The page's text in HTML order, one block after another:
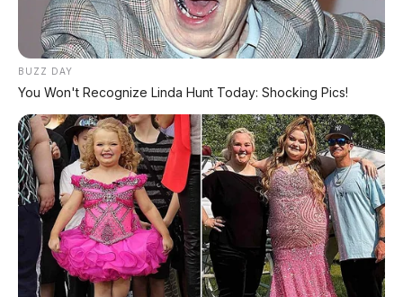
tidak bisa dipandang sebelah mata.
⛽ Konsumsi 4,4 L/100km: Irit
untuk Mobil Sebesar Ini
Dengan tenaga supercar, Anda mungkin khawatir
mobil ini boros. Tapi Hongqi mengklaim konsumsi
BBM gabungan hanya 4,4 L/100km (sekitar 22,7
km/liter). Angka ini sangat mengesankan untuk
sedan sepanjang 5 meter.
Bagaimana cara kerja hybridnya? H7 PHEV
BUZZ DAY
You Won't Recognize Linda Hunt Today: Shocking Pics!